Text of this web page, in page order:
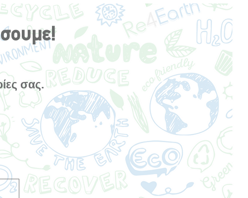
Βιωσιμότητα (Μπορεί και όχι,
αλλά εμείς ελπίζουμε!)
σας.